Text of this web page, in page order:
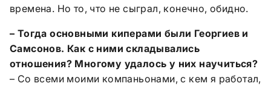
времена. Но то, что не сыграл, конечно, обидно.
– Тогда основными киперами были Георгиев и
Самсонов. Как с ними складывались
отношения? Многому удалось у них научиться?
– Со всеми моими компаньонами, с кем я работал,